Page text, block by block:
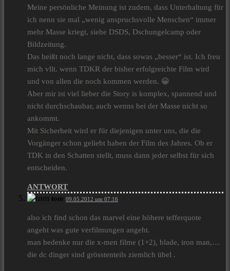
Meine persönliche Meinung ist zudem, dass Unterhaltung für
ich nenn sie mal „wenig anspruchsvolle Menschen“ immer
mehr Masse kriegt, siehe DSDS, Dschungelcamp oder
Bildzeitung.
Das heißt noch lange nicht, dass sowas „besser“ ist. Ich freu
mich vllt. wenn TDKR der bisher erfolgreichte Film wird
und von allen die noch kommen werden. 😀
Aber mir ist viel lieber die Story is komplex, spannend und
nicht durchschaubar, auch wenns bei der Masse nicht so
ankommt.
Mit Sicherheit wird er für diejenigen unter uns, die die
Vorgänger schon geliebt haben der Film des Jahres. Ob er
TDK in den Schatten stellt, muss dann jeder selbst für sich
entscheiden.
ANTWORT
tom 09.05.2012 um 07:16
also ich find schon das marvel eine höhere tefferquote
angeht was gute verfilmungen angeht.
man bedenke nur die x-men filme (1+2), blade, iron man,…
die dc dinger sind grösstenteils ziemlich übel .